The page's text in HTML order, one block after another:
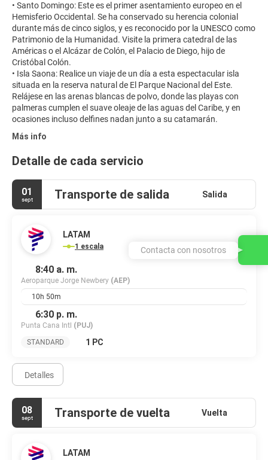
• Santo Domingo: Este es el primer asentamiento europeo en el
Hemisferio Occidental. Se ha conservado su herencia colonial
durante más de cinco siglos, y es reconocido por la UNESCO como
Patrimonio de la Humanidad. Visite la primera catedral de las
Américas o el Alcázar de Colón, el Palacio de Diego, hijo de
Cristóbal Colón.
• Isla Saona: Realice un viaje de un día a esta espectacular isla
situada en la reserva natural de El Parque Nacional del Este.
Relájese en las arenas blancas de polvo, donde las playas con
palmeras cumplen el suave oleaje de las aguas del Caribe, y en
Más info
Detalle de cada servicio
01
sept Transporte de salida Salida
LATAM
1 escala
8:40 a. m.
Aeroparque Jorge Newbery (AEP)
10h 50m
6:30 p. m.
Punta Cana Intl (PUJ)
STANDARD
1 PC
Detalles
08
sept Transporte de vuelta Vuelta
LATAM
Contacta con nosotros